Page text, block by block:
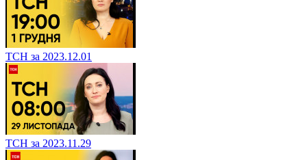
ТСН за 2023.12.01
ТСН за 2023.11.29